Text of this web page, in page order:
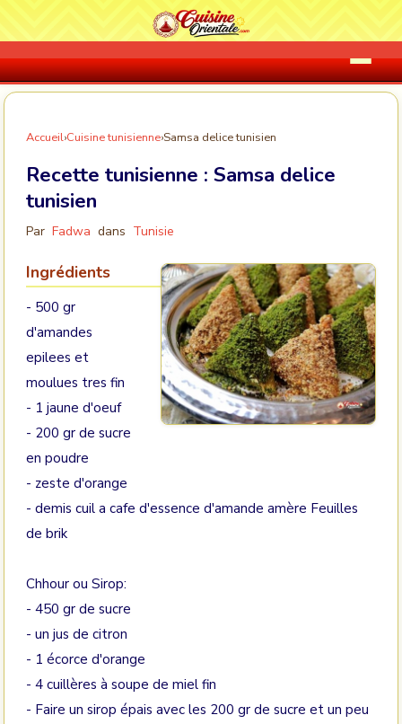
Accueil›Cuisine tunisienne›Samsa delice tunisien
Recette tunisienne : Samsa delice
tunisien
Par Fadwa dans Tunisie
Ingrédients
- 500 gr
d'amandes
epilees et
moulues tres fin
- 1 jaune d'oeuf
- 200 gr de sucre
en poudre
- zeste d'orange
- demis cuil a cafe d'essence d'amande amère Feuilles
de brik
Chhour ou Sirop:
- 450 gr de sucre
- un jus de citron
- 1 écorce d'orange
- 4 cuillères à soupe de miel fin
- Faire un sirop épais avec les 200 gr de sucre et un peu